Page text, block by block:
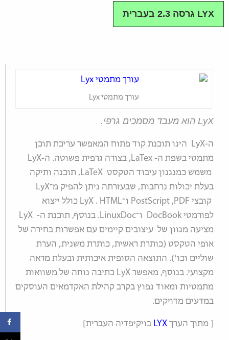
LYX גרסה 2.3 בעברית
עורך מתמטי Lyx
LyX הוא מעבד מסמכים גרפי.
ה-LyX הינו תוכנת קוד פתוח המאפשר עריכת תוכן
מתמטי בשפת ה- LaTex, בצורה גרפית פשוטה. ה-LyX
משמש כמנגנון עיבוד הטקסט LaTeX, תוכנה ותיקה
בעלת יכולות נרחבות, שבעזרתה ניתן להפיק מ־LyX
קובצי PostScript ,PDF ו־HTML‏ . LyX כולל ייצוא
לפורמטי DocBook ו־LinuxDoc. בנוסף, תוכנת ה- LyX
מציעה מגוון של עיצובים קיימים עם אפשרות בחירה של
אופי הטקסט (כותרת ראשית, כותרת משנית, הערת
שוליים וכו'). התוצאה הסופית איכותית ובעלת מראה
מקצועי. בנוסף, מאפשר LyX כתיבה נוחה של משוואות
מתמטיות ומאוד נפוץ בקרב קהילת האקדמאים העוסקים
במדעים מדויקים.
[ מתוך הערך LYX בויקיפדיה העברית]